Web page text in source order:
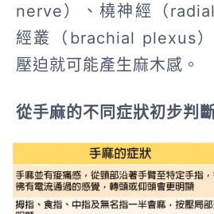
nerve）、橈神經（
經叢（brachial plexus
壓迫就可能產生麻木感。
從手麻的不同症狀初步判